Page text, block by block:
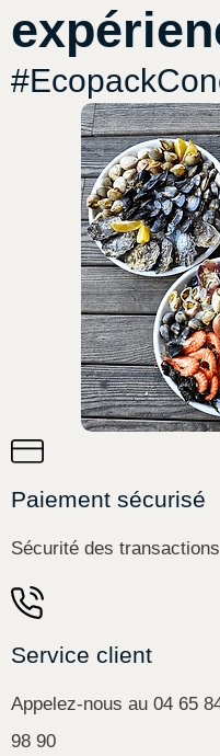
Paiement sécurisé
Sécurité des transactions
Service client
Appelez-nous au 04 65
98 90